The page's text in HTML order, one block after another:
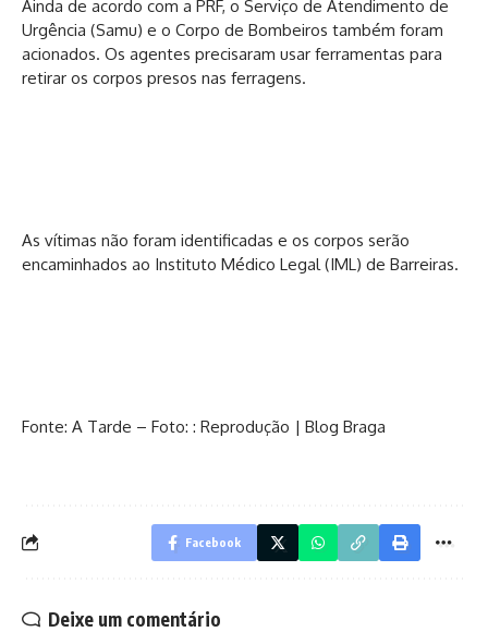
Ainda de acordo com a PRF, o Serviço de Atendimento de
Urgência (Samu) e o Corpo de Bombeiros também foram
acionados. Os agentes precisaram usar ferramentas para
retirar os corpos presos nas ferragens.
As vítimas não foram identificadas e os corpos serão
encaminhados ao Instituto Médico Legal (IML) de Barreiras.
Fonte: A Tarde – Foto: : Reprodução | Blog Braga
Facebook
Deixe um comentário